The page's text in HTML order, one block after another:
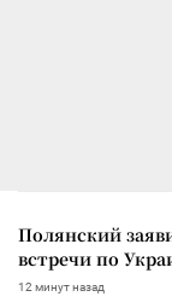
Полянский
встречи по
12 минут назад